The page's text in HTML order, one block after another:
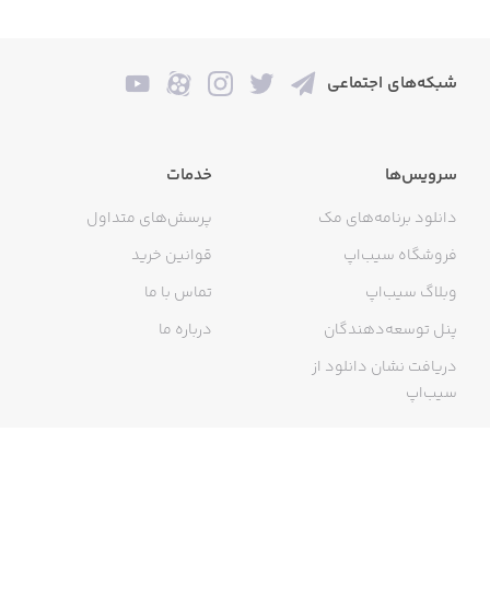
شبکه‌های اجتماعی
سرویس‌ها
دانلود برنامه‌های مک
فروشگاه سیب‌اپ
وبلاگ سیب‌اپ
پنل توسعه‌دهندگان
دریافت نشان دانلود از
سیب‌اپ
خدمات
پرسش‌های متداول
قوانین خرید
تماس با ما
درباره ما